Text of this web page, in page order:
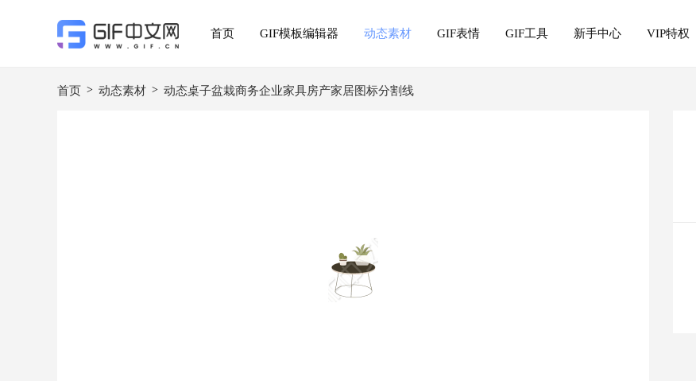
首页 GIF模板编辑器 动态素材 GIF表情 GIF工具 新手中心 VIP特权
首页 > 动态素材 > 动态桌子盆栽商务企业家具房产家居图标分割线